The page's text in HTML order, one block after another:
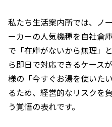
私たち生活案内所では、ノ
ーカーの人気機種を自社倉
で「在庫がないから無理」
ら即日で対応できるケース
様の「今すぐお湯を使いた
るため、経営的なリスクを
う覚悟の表れです。